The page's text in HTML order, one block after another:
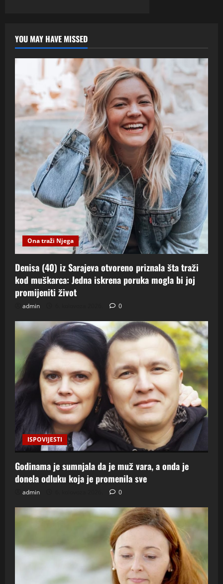
YOU MAY HAVE MISSED
Ona traži Njega
Denisa (40) iz Sarajeva otvoreno priznala šta traži
kod muškarca: Jedna iskrena poruka mogla bi joj
promijeniti život
admin 0
ISPOVIJESTI
Godinama je sumnjala da je muž vara, a onda je
donela odluku koja je promenila sve
admin 0